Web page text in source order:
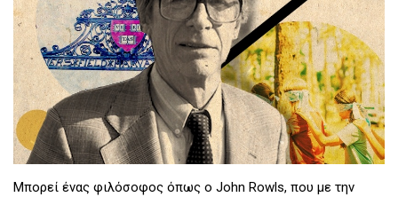
Μπορεί ένας φιλόσοφος όπως ο John Rowls, που με την